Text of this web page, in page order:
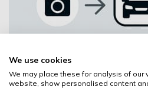
We use cookies
We may place these for analysis of our
website, show personalised content